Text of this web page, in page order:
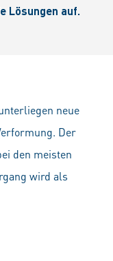
Lösungen auf.
neue
Der
den meisten
wird als